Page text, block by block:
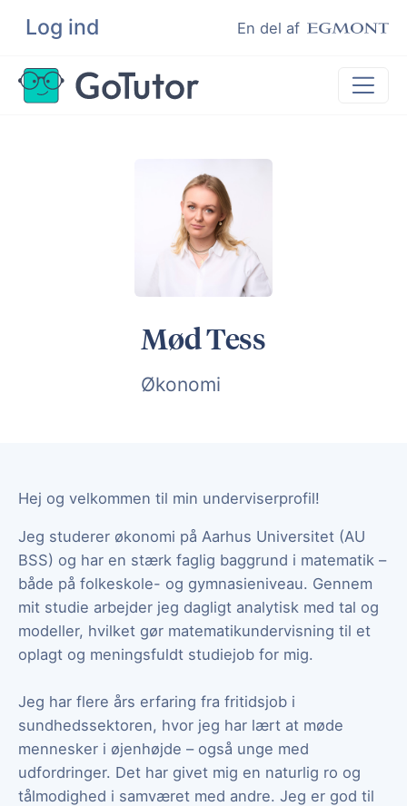
Log ind En del af
Søg
Hjælp til ordblinde
Mød Tess
Økonomi
Hej og velkommen til min underviserprofil!
Jeg studerer økonomi på Aarhus Universitet (AU
BSS) og har en stærk faglig baggrund i matematik –
både på folkeskole- og gymnasieniveau. Gennem
mit studie arbejder jeg dagligt analytisk med tal og
modeller, hvilket gør matematikundervisning til et
oplagt og meningsfuldt studiejob for mig.
Jeg har flere års erfaring fra fritidsjob i
sundhedssektoren, hvor jeg har lært at møde
mennesker i øjenhøjde – også unge med
udfordringer. Det har givet mig en naturlig ro og
tålmodighed i samværet med andre. Jeg er god til